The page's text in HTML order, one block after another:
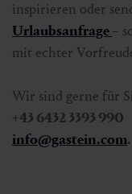
inspirieren oder
Urlaubsanfrage–
mit echter
Wir sind gerne für
+43 6432 3393 990
info@gastein.com.